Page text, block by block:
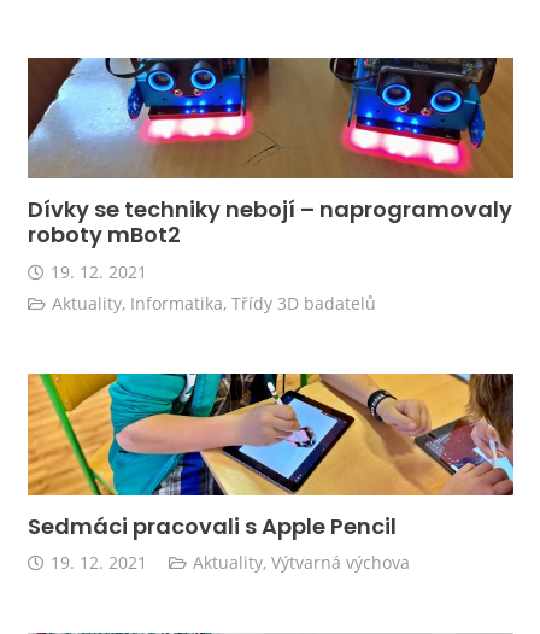
Dívky se techniky nebojí – naprogramovaly
roboty mBot2
19. 12. 2021
Aktuality, Informatika, Třídy 3D badatelů
Sedmáci pracovali s Apple Pencil
19. 12. 2021 Aktuality,Výtvarná výchova